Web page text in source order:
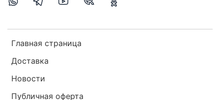
Главная страница
Доставка
Новости
Публичная оферта